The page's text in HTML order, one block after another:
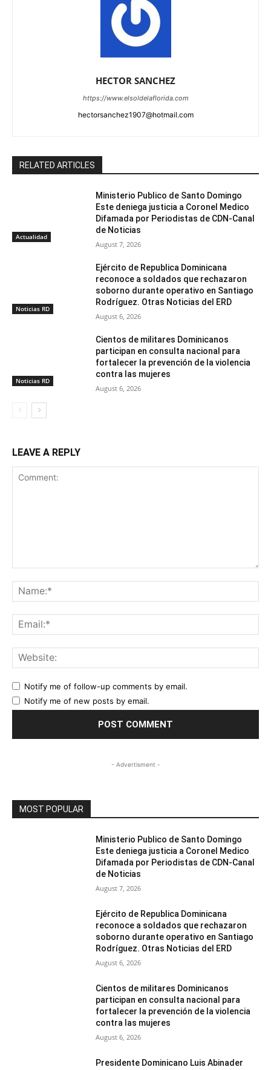
HECTOR SANCHEZ
https://www.elsoldelaflorida.com
hectorsanchez1907@hotmail.com
RELATED ARTICLES
Actualidad
Ministerio Publico de Santo Domingo
Este deniega justicia a Coronel Medico
Difamada por Periodistas de CDN-Canal
de Noticias
August 7, 2026
Noticias RD
Ejército de Republica Dominicana
reconoce a soldados que rechazaron
soborno durante operativo en Santiago
Rodríguez. Otras Noticias del ERD
August 6, 2026
Noticias RD
Cientos de militares Dominicanos
participan en consulta nacional para
fortalecer la prevención de la violencia
contra las mujeres
August 6, 2026
LEAVE A REPLY
Notify me of follow-up comments by email.
Notify me of new posts by email.
- Advertisment -
MOST POPULAR
Ministerio Publico de Santo Domingo
Este deniega justicia a Coronel Medico
Difamada por Periodistas de CDN-Canal
de Noticias
August 7, 2026
Ejército de Republica Dominicana
reconoce a soldados que rechazaron
soborno durante operativo en Santiago
Rodríguez. Otras Noticias del ERD
August 6, 2026
Cientos de militares Dominicanos
participan en consulta nacional para
fortalecer la prevención de la violencia
contra las mujeres
August 6, 2026
Presidente Dominicano Luis Abinader